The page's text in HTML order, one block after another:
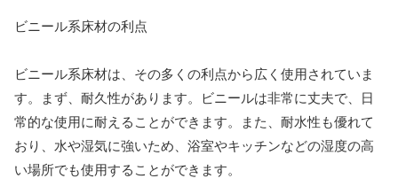
ビニール系床材の利点
ビニール系床材は、その多くの利点から広く使用されていま
す。まず、耐久性があります。ビニールは非常に丈夫で、日
常的な使用に耐えることができます。また、耐水性も優れて
おり、水や湿気に強いため、浴室やキッチンなどの湿度の高
い場所でも使用することができます。